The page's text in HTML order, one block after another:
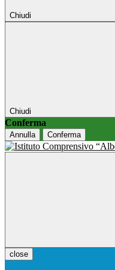
Chiudi
Chiudi
Conferma
Annulla Conferma
close